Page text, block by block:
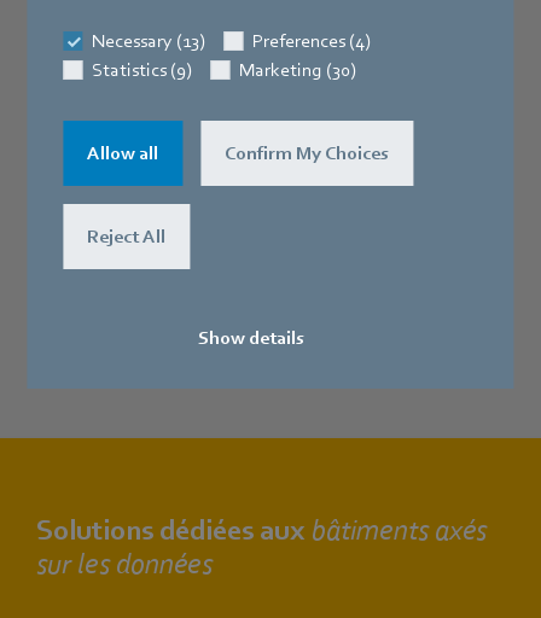
Necessary (13)
Preferences (4)
Statistics (9)
Marketing (30)
Allow all Confirm My Choices
Reject All
Show details
Solutions dédiées aux bâtiments axés
sur les données